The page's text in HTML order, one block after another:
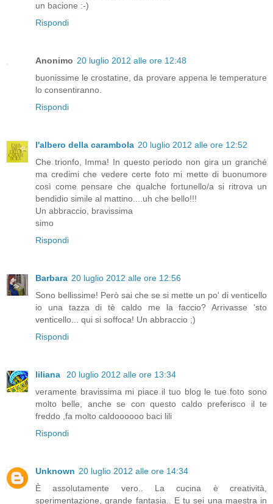
un bacione :-)
Rispondi
Anonimo 20 luglio 2012 alle ore 12:48
buonissime le crostatine, da provare appena le temperature
lo consentiranno.
Rispondi
l'albero della carambola 20 luglio 2012 alle ore 12:52
Che trionfo, Imma! In questo periodo non gira un granché
ma credimi che vedere certe foto mi mette di buonumore
così come pensare che qualche fortunello/a si ritrova un
bendidio simile al mattino....uh che bello!!!
Un abbraccio, bravissima
simo
Rispondi
Barbara 20 luglio 2012 alle ore 12:56
Sono bellissime! Però sai che se si mette un po' di venticello
io una tazza di tè caldo me la faccio? Arrivasse 'sto
venticello... qui si soffoca! Un abbraccio ;)
Rispondi
liliana
20 luglio 2012 alle ore 13:34
veramente bravissima mi piace il tuo blog le tue foto sono
molto belle, anche se con questo caldo preferisco il te
freddo ,fa molto caldoooooo baci lili
Rispondi
Unknown 20 luglio 2012 alle ore 14:34
È assolutamente vero.. La cucina è creatività,
sperimentazione, grande fantasia.. E tu sei una maestra in